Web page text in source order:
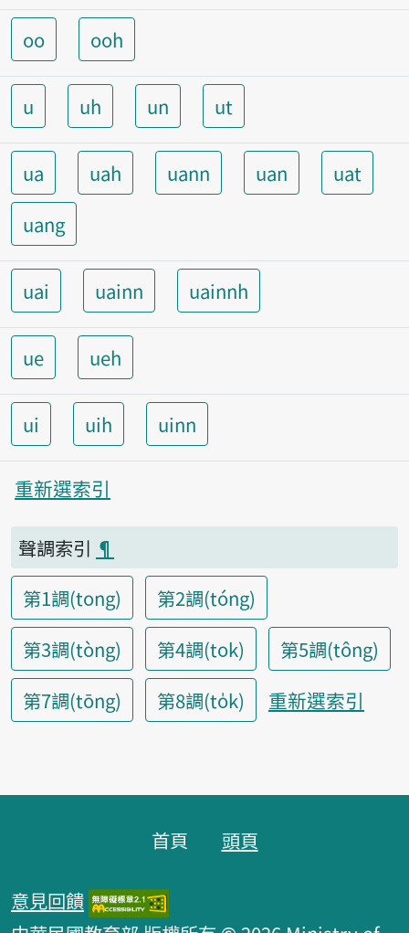
oo ooh
u uh un ut
ua uah uann uan
uat
uang
uai uainn uainnh
ue ueh
ui uih uinn
重新選索引
聲調索引 ¶
第1調(tong)
第2調(tóng)
第3調(tòng)
第4調(tok)
第5調(tông)
第7調(tōng)
第8調(to̍k) 重新選索引
首頁 頭頁
意見回饋